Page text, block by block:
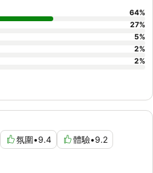
氛圍•9.4 體驗•9.2
64%
27%
5%
2%
2%